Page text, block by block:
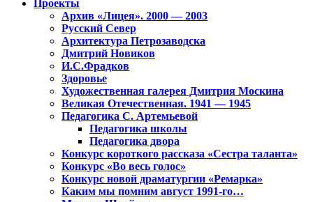
Проекты
Архив «Лицея». 2000 — 2003
Русский Север
Архитектура Петрозаводска
Дмитрий Новиков
И.С.Фрадков
Здоровье
Художественная галерея Дмитрия Москина
Великая Отечественная. 1941 — 1945
Педагогика С. Артемьевой
Педагогика школы
Педагогика двора
Конкурс короткого рассказа «Сестра таланта»
Конкурс «Во весь голос»
Конкурс новой драматургии «Ремарка»
Каким мы помним август 1991-го…